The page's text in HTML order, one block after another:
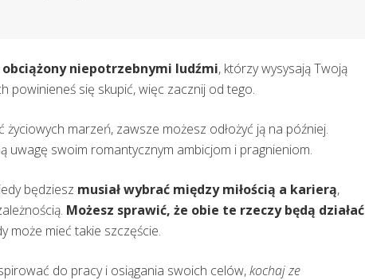
obciążony niepotrzebnymi ludźmi, którzy wysysają Twoją
powinieneś się skupić, więc zacznij od tego.
życiowych marzeń, zawsze możesz odłożyć ją na później.
uwagę swoim romantycznym ambicjom i pragnieniom.
będziesz musiał wybrać między miłością a karierą,
Możesz sprawić, że obie te rzeczy będą działać
może mieć takie szczęście.
do pracy i osiągania swoich celów,kochaj ze